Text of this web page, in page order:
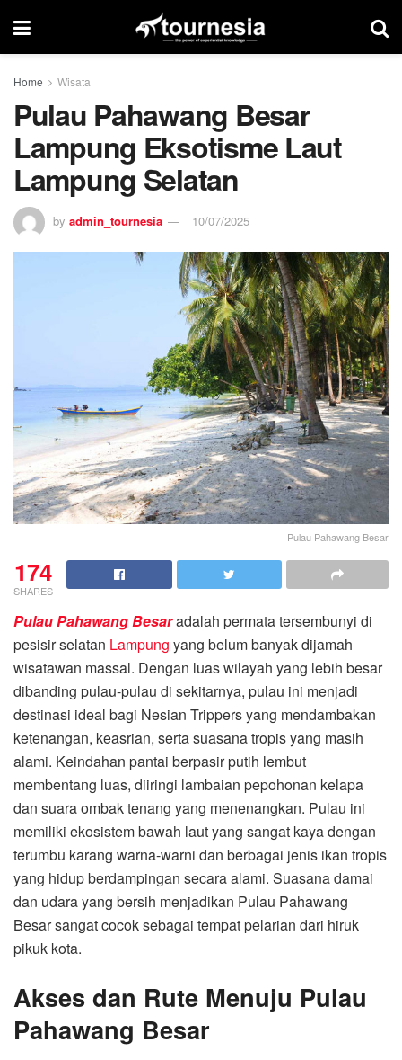
Home Wisata
Pulau Pahawang Besar
Lampung Eksotisme Laut
Lampung Selatan
by admin_tournesia 10/07/2025
Pulau Pahawang Besar
174
SHARES
Pulau Pahawang Besaradalah permata tersembunyi di
pesisir selatan Lampung yang belum banyak dijamah
wisatawan massal. Dengan luas wilayah yang lebih besar
dibanding pulau-pulau di sekitarnya, pulau ini menjadi
destinasi ideal bagi Nesian Trippers yang mendambakan
ketenangan, keasrian, serta suasana tropis yang masih
alami. Keindahan pantai berpasir putih lembut
membentang luas, diiringi lambaian pepohonan kelapa
dan suara ombak tenang yang menenangkan. Pulau ini
memiliki ekosistem bawah laut yang sangat kaya dengan
terumbu karang warna-warni dan berbagai jenis ikan tropis
yang hidup berdampingan secara alami. Suasana damai
dan udara yang bersih menjadikan Pulau Pahawang
Besar sangat cocok sebagai tempat pelarian dari hiruk
pikuk kota.
Akses dan Rute Menuju Pulau
Pahawang Besar